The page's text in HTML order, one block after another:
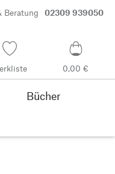
Beratung 02309 939050
0,00 €
Bücher